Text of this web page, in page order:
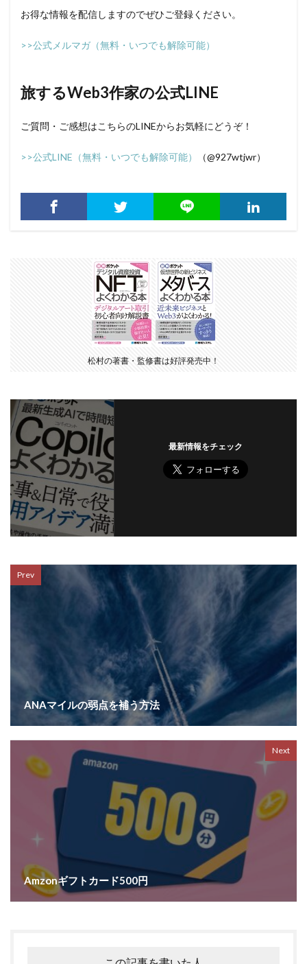
お得な情報を配信しますのでぜひご登録ください。
>>公式メルマガ（無料・いつでも解除可能）
旅するWeb3作家の公式LINE
ご質問・ご感想はこちらのLINEからお気軽にどうぞ！
>>公式LINE（無料・いつでも解除可能） （@927wtjwr）
松村の著書・監修書は好評発売中！
最新情報をチェック
Prev
ANAマイルの弱点を補う方法
Next
Amzonギフトカード500円